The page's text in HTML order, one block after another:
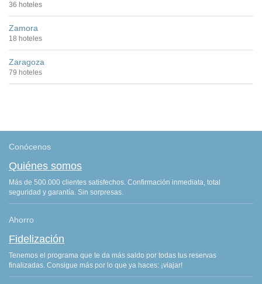
36 hoteles
Zamora
18 hoteles
Zaragoza
79 hoteles
Conócenos
Quiénes somos
Más de 500.000 clientes satisfechos. Confirmación inmediata, total
seguridad y garantía. Sin sorpresas.
Ahorro
Fidelización
Tenemos el programa que te da más saldo por todas tus reservas
finalizadas. Consigue más por lo que ya haces: ¡viajar!